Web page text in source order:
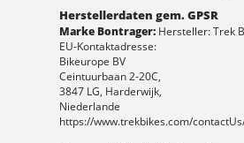
Herstellerdaten gem. GPSR
Marke Bontrager: Hersteller: Trek
EU-Kontaktadresse:
Bikeurope BV
Ceintuurbaan 2-20C,
3847 LG, Harderwijk,
Niederlande
https://www.trekbikes.com/